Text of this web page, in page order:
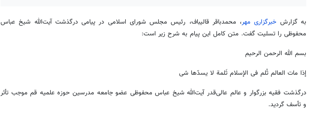
به گزارش خبرگزاری مهر، محمدباقر قالیباف، رئیس مجلس شورای اسلامی در پیامی درگذشت آیت‌الله شیخ عباس
محفوظی را تسلیت گفت. متن کامل این پیام به شرح زیر است:
بسم الله الرحمن الرحیم
إذا مات العالم ثُلم فی الإسلام ثَلمة لا یسدّها شی‌
درگذشت فقیه بزرگوار و عالم عالی‌قدر آیت‌الله شیخ عباس محفوظی عضو جامعه مدرسین حوزه علمیه قم موجب تأثر
و تأسف گردید.